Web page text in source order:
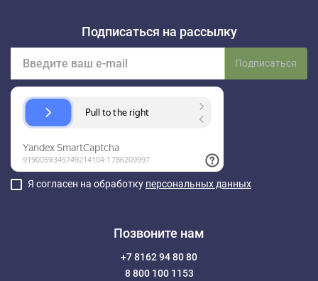
Подписаться на рассылку
Подписаться
Я согласен на обработку персональных данных
Позвоните нам
+7 8162 94 80 80
8 800 100 1153